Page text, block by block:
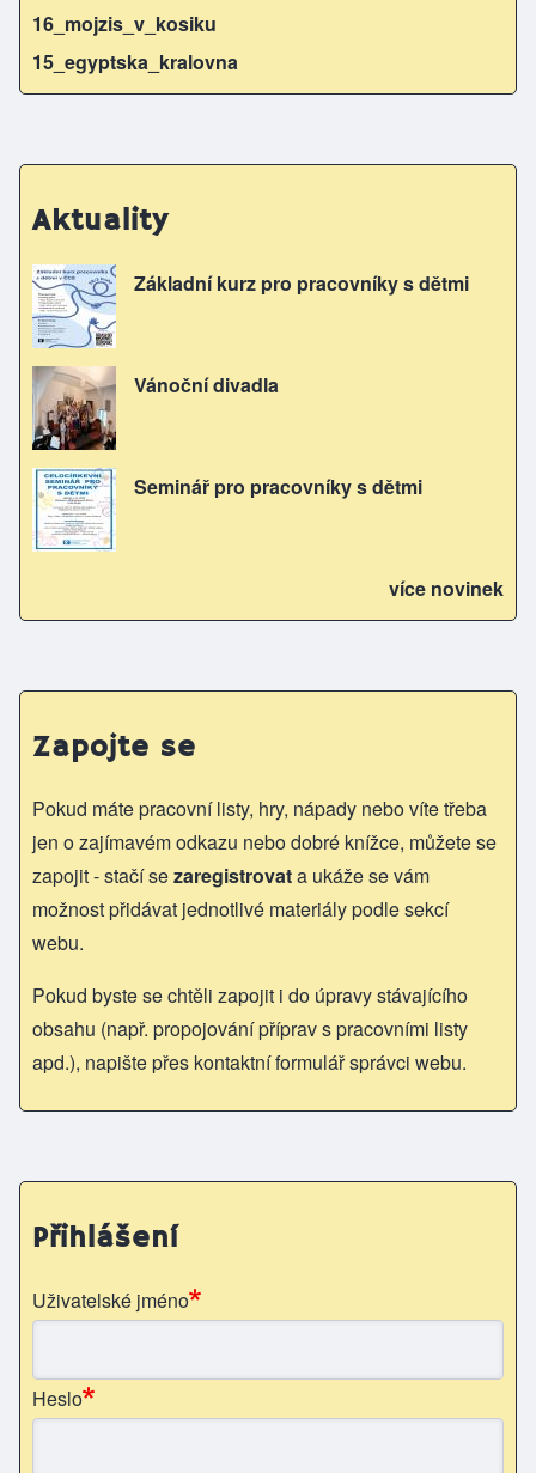
16_mojzis_v_kosiku
15_egyptska_kralovna
Aktuality
Základní kurz pro pracovníky s dětmi
Vánoční divadla
Seminář pro pracovníky s dětmi
více novinek
Zapojte se
Pokud máte pracovní listy, hry, nápady nebo víte třeba
jen o zajímavém odkazu nebo dobré knížce, můžete se
zapojit - stačí sezaregistrovata ukáže se vám
možnost přidávat jednotlivé materiály podle sekcí
webu.
Pokud byste se chtěli zapojit i do úpravy stávajícího
obsahu (např. propojování příprav s pracovními listy
apd.), napište přes kontaktní formulář správci webu.
Přihlášení
Uživatelské jméno
Heslo